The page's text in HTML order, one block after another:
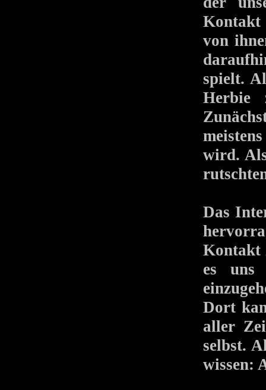
Kontakt
von
spielt.
Herbie
wird.
Das
Kontakt
es uns
Dort
aller
selbst.
wissen: